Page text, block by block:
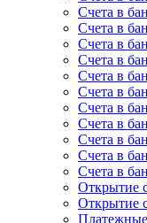
Счета в
Счета в
Счета в
Счета в
Счета в
Счета в
Счета в
Счета в
Счета в
Счета в
Счета в
Открытие
Открытие